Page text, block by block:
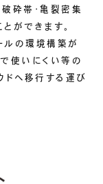
破砕帯･亀裂密集
ができます。
ルの環境構築が
使いにくい等の
ドへ移行する運び